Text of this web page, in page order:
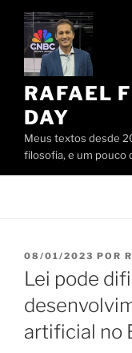
Pular
conteúdo
RAFAEL
DAY
Meus textos desde
filosofia, e um pouco
PUBLICADO
EM
08/01/2023 POR
Lei pode
artificial no